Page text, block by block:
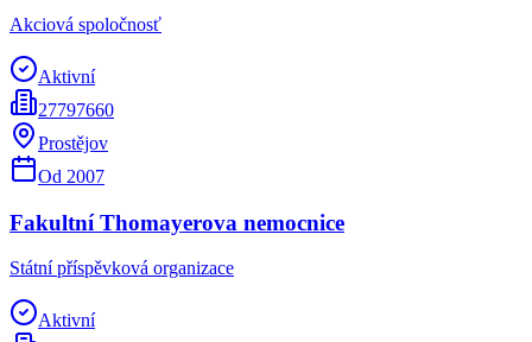
Akciová spoločnosť
Aktivní
27797660
Prostějov
Od 2007
Fakultní Thomayerova nemocnice
Státní příspěvková organizace
Aktivní